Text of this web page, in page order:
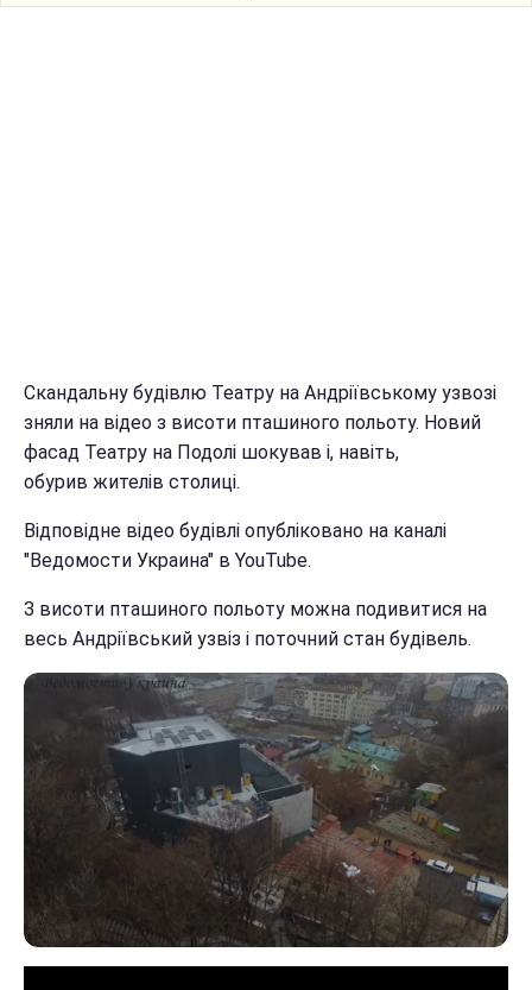
Скандальну будівлю Театру на Андріївському узвозі
зняли на відео з висоти пташиного польоту. Новий
фасад Театру на Подолі шокував і, навіть,
обурив жителів столиці.
Відповідне відео будівлі опубліковано на каналі
"Ведомости Украина" в YouTube.
З висоти пташиного польоту можна подивитися на
весь Андріївський узвіз і поточний стан будівель.